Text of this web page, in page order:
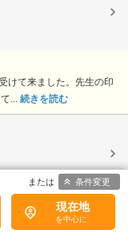
けて来ました。先生の印
... 続きを読む
護士さんたちの対応が丁
現在地
条件変更